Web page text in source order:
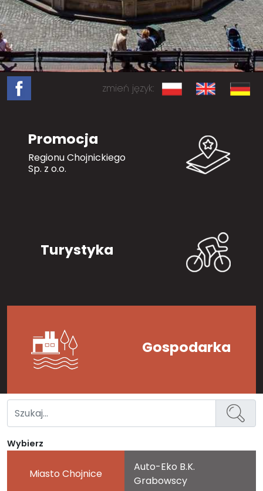
zmień język:
Promocja
Regionu Chojnickiego
Sp. z o.o.
Turystyka
Gospodarka
Wybierz
Miasto Chojnice
Auto-Eko B.K.
Grabowscy